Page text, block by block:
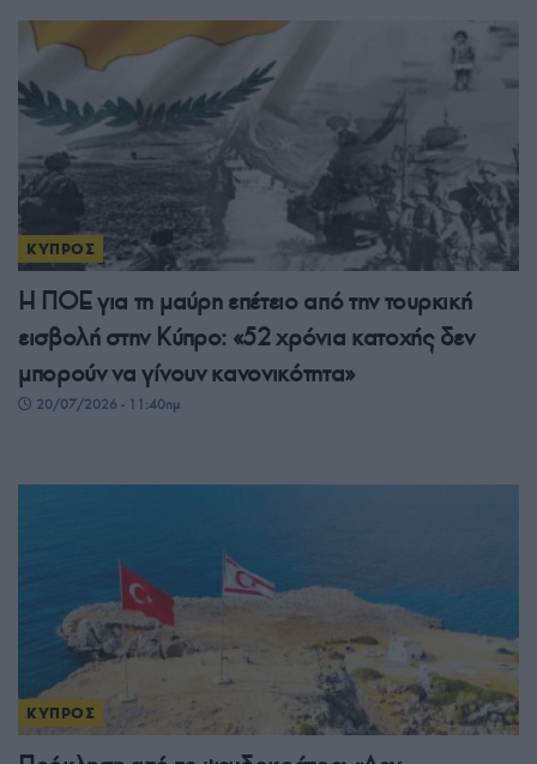
ΚΥΠΡΟΣ
Η ΠΟΕ για τη μαύρη επέτειο από την τουρκική
εισβολή στην Κύπρο: «52 χρόνια κατοχής δεν
μπορούν να γίνουν κανονικότητα»
20/07/2026 - 11:40πμ
ΚΥΠΡΟΣ